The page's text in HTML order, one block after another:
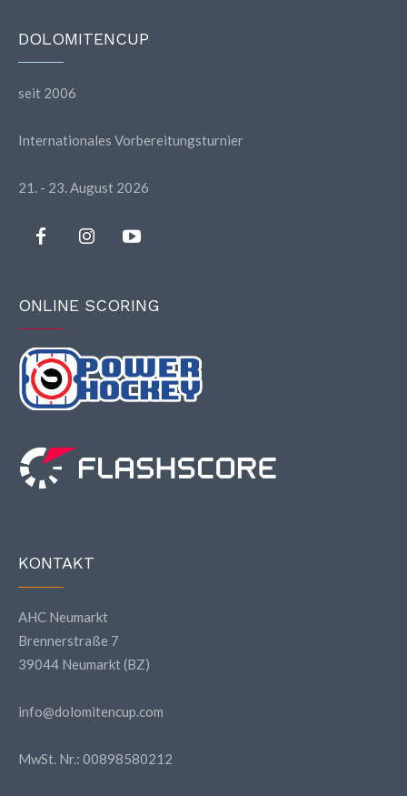
DOLOMITENCUP
seit 2006
Internationales Vorbereitungsturnier
21. - 23. August 2026
ONLINE SCORING
KONTAKT
AHC Neumarkt
Brennerstraße 7
39044 Neumarkt (BZ)
info@dolomitencup.com
MwSt. Nr.: 00898580212